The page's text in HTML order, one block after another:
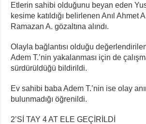
Etlerin sahibi olduğunu beyan eden
kesime katıldığı belirlenen Anıl Ahmet
Ramazan A. gözaltına alındı.
Olayla bağlantısı olduğu
Adem T.’nin yakalanması için de
sürdürüldüğü bildirildi.
Ev sahibi baba Adem T.’nin ise olay
bulunmadığı öğrenildi.
2’Sİ TAY 4 AT ELE GEÇİRİLDİ